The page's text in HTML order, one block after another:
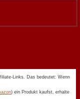
Links. Das bedeutet: Wenn
) ein Produkt kaufst, erhalte